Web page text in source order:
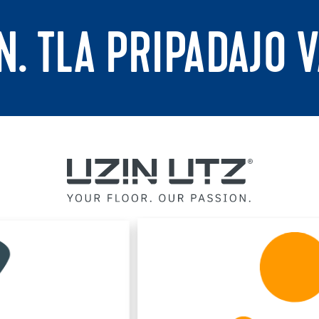
TLA PRIPADAJO